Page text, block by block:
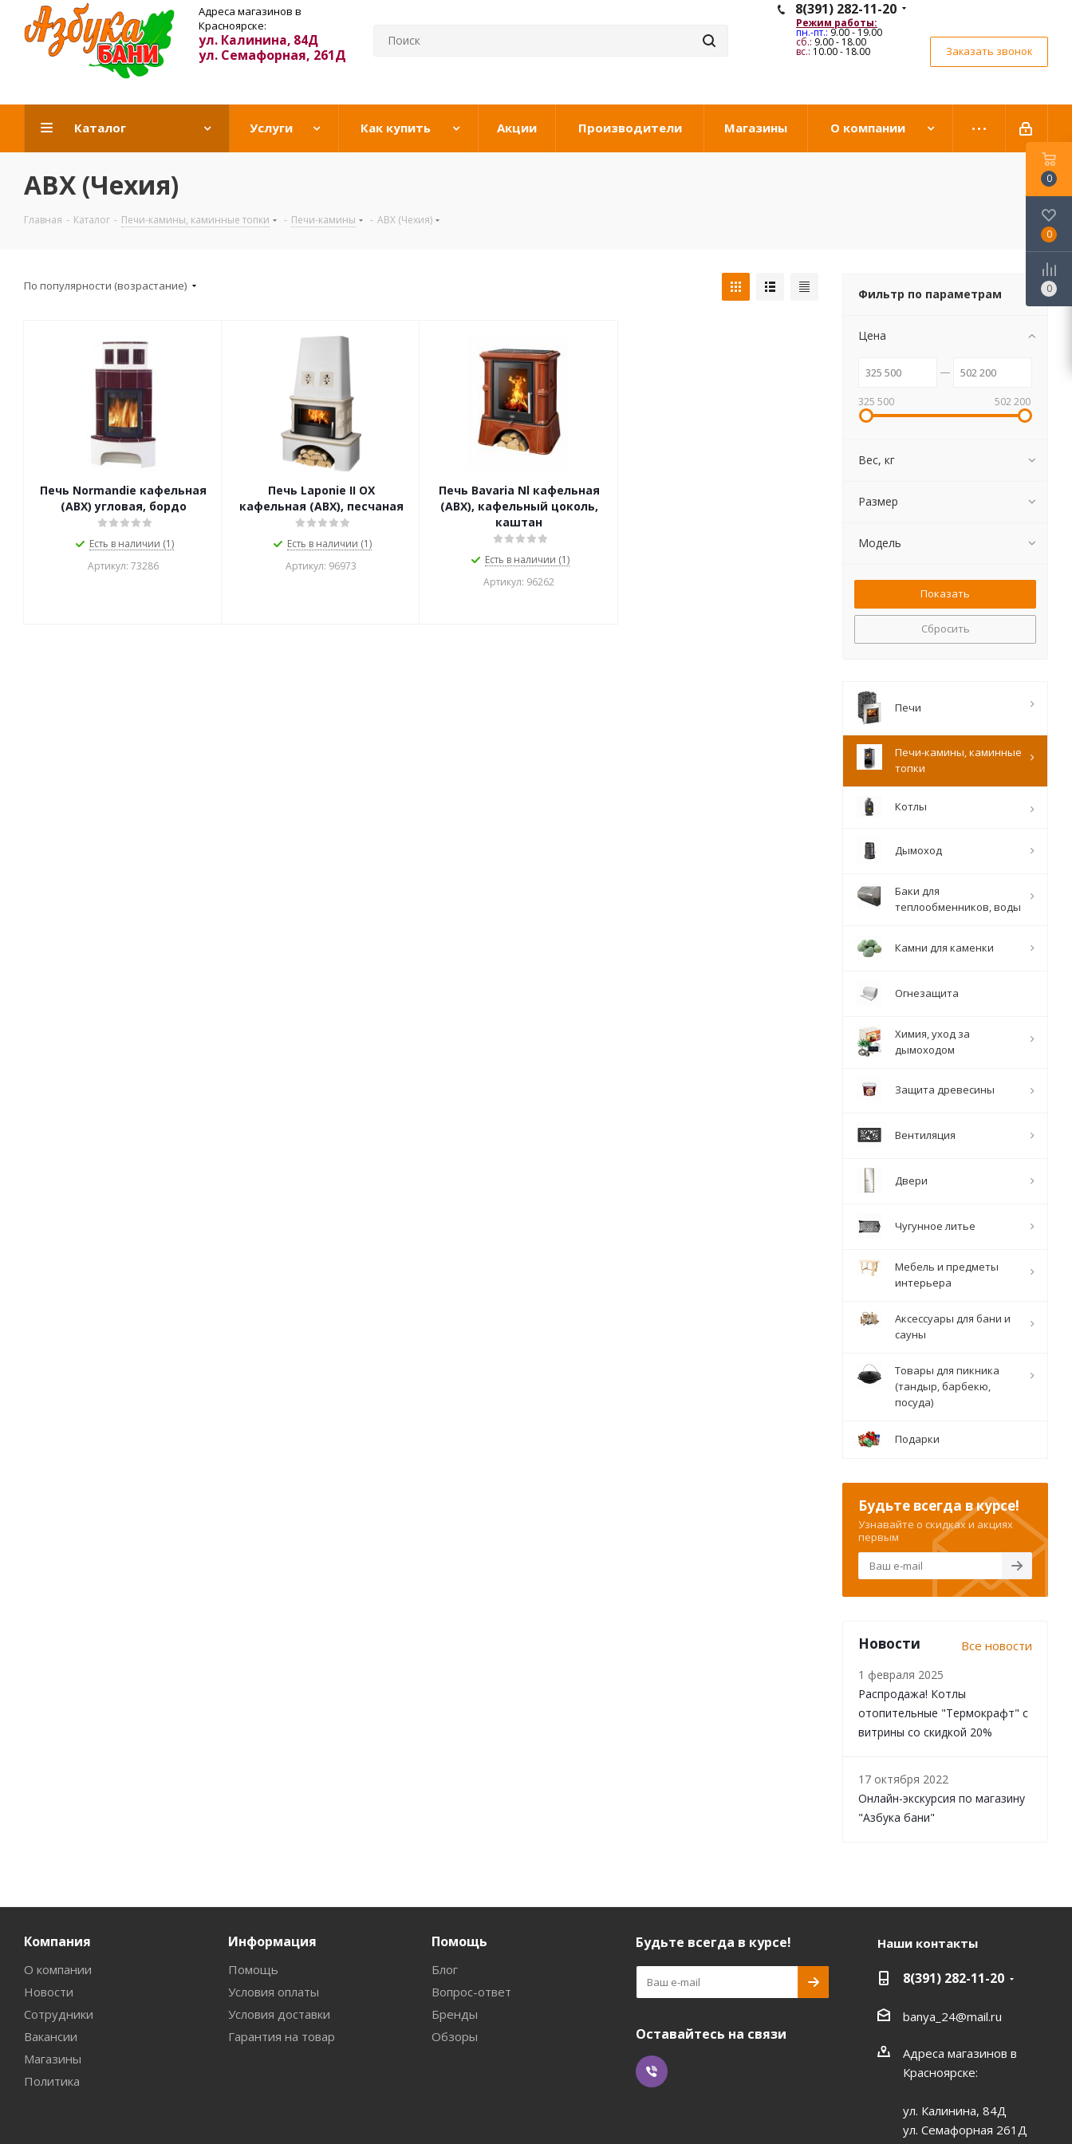
Адреса магазинов в
Красноярске:
ул. Калинина, 84Д
ул. Семафорная, 261Д
8(391) 282-11-20
Режим работы:
пн.-пт.:9.00 - 19.00
сб.: 9.00 - 18.00
вс.: 10.00 - 18.00 Заказать звонок
Каталог Услуги Как купить Акции Производители Магазины О компании
ABX (Чехия)
Главная - Каталог - Печи-камины, каминные топки - Печи-камины - ABX (Чехия)
По популярности (возрастание)
Печь Normandie кафельная
(АВХ) угловая, бордо
Есть в наличии (1)
Артикул: 73286
Печь Laponie II OX
кафельная (АВХ), песчаная
Есть в наличии (1)
Артикул: 96973
Печь Bavaria Nl кафельная
(АВХ), кафельный цоколь,
каштан
Есть в наличии (1)
Артикул: 96262
Фильтр по параметрам
Цена
325 500 502 200
Вес, кг
Размер
Модель
Сбросить
Печи
Печи-камины, каминные
топки
Котлы
Дымоход
Баки для
теплообменников, воды
Камни для каменки
Огнезащита
Химия, уход за
дымоходом
Защита древесины
Вентиляция
Двери
Чугунное литье
Мебель и предметы
интерьера
Аксессуары для бани и
сауны
Товары для пикника
(тандыр, барбекю,
посуда)
Подарки
Будьте всегда в курсе!
Узнавайте о скидках и акциях
первым
Новости Все новости
1 февраля 2025
Распродажа! Котлы
отопительные "Термокрафт" с
витрины со скидкой 20%
17 октября 2022
Онлайн-экскурсия по магазину
"Азбука бани"
Компания
О компании
Новости
Сотрудники
Вакансии
Магазины
Политика
Информация
Помощь
Условия оплаты
Условия доставки
Гарантия на товар
Помощь
Блог
Вопрос-ответ
Бренды
Обзоры
Будьте всегда в курсе!
Оставайтесь на связи
Наши контакты
8(391) 282-11-20
banya_24@mail.ru
Адреса магазинов в
Красноярске:
ул. Калинина, 84Д
ул. Семафорная 261Д
0
0
0